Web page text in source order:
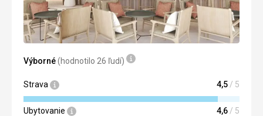
Výborné(hodnotilo 26 ľudí)
Strava 4,5 / 5
Ubytovanie 4,6 / 5